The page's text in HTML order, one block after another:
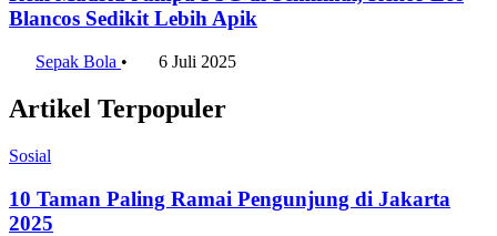
Blancos Sedikit Lebih Apik
Sepak Bola • 6 Juli 2025
Artikel Terpopuler
Sosial
10 Taman Paling Ramai Pengunjung di Jakarta
2025